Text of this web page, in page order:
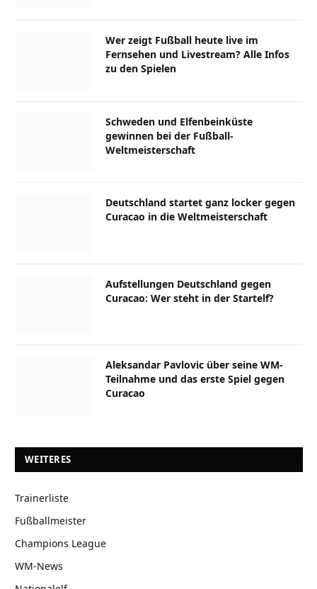
Wer zeigt Fußball heute live im
Fernsehen und Livestream? Alle Infos
zu den Spielen
Schweden und Elfenbeinküste
gewinnen bei der Fußball-
Weltmeisterschaft
Deutschland startet ganz locker gegen
Curacao in die Weltmeisterschaft
Aufstellungen Deutschland gegen
Curacao: Wer steht in der Startelf?
Aleksandar Pavlovic über seine WM-
Teilnahme und das erste Spiel gegen
Curacao
WEITERES
Trainerliste
Fußballmeister
Champions League
WM-News